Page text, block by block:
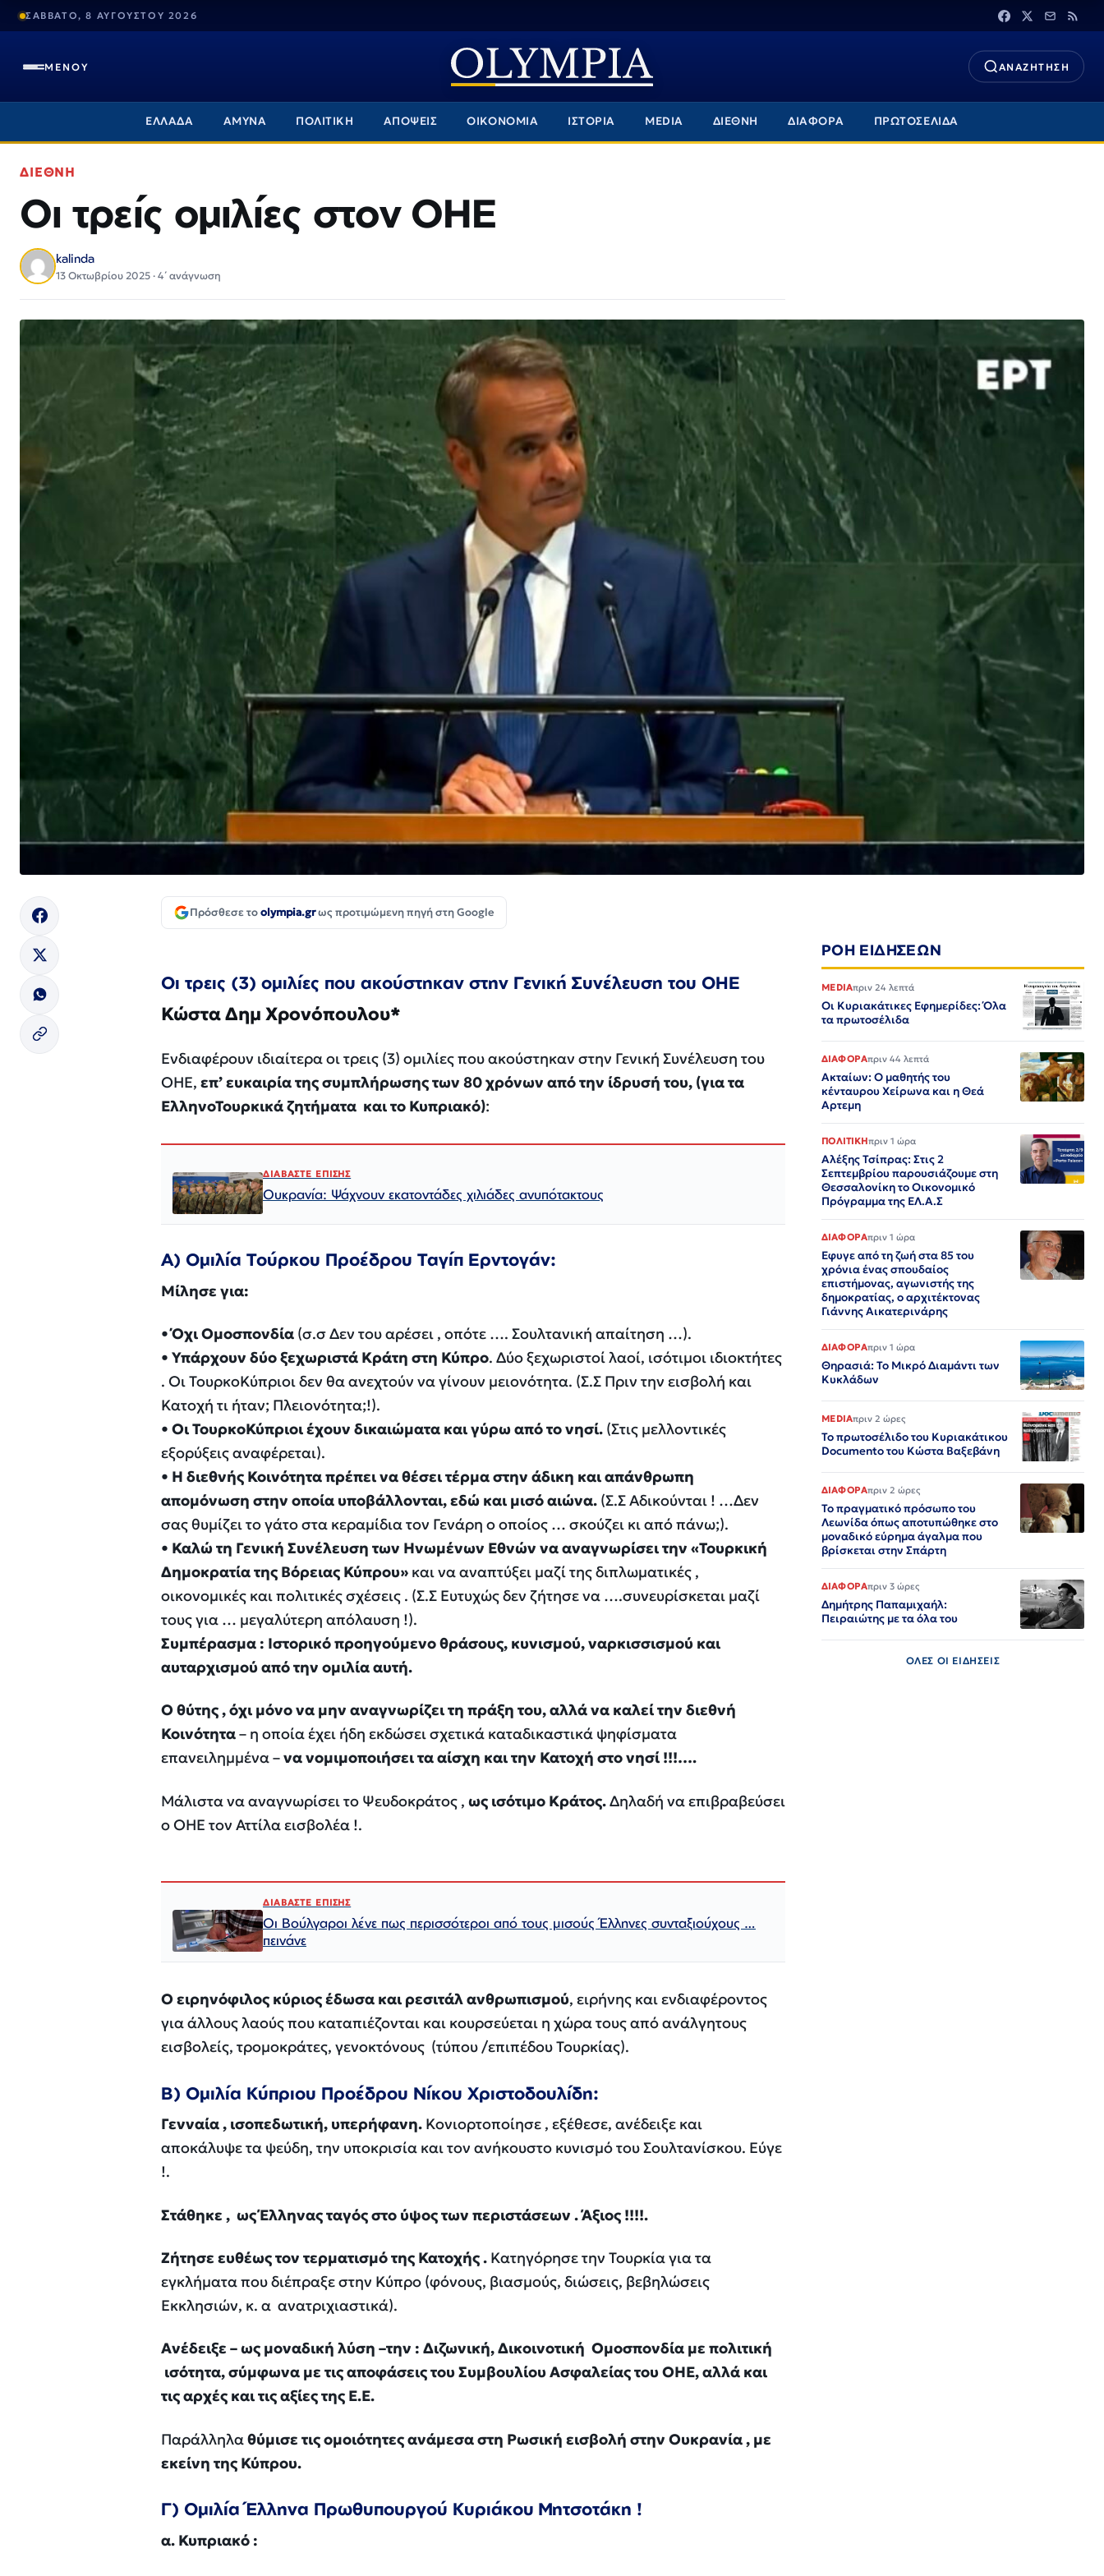
ΣΑΒΒΑΤΟ, 8 ΑΥΓΟΥΣΤΟΥ 2026
ΜΕΝΟΥ ΑΝΑΖΗΤΗΣΗ
ΕΛΛΑΔΑ ΑΜΥΝΑ ΠΟΛΙΤΙΚΗ ΑΠΟΨΕΙΣ ΟΙΚΟΝΟΜΙΑ ΙΣΤΟΡΙΑ MEDIA ΔΙΕΘΝΗ ΔΙΑΦΟΡΑ ΠΡΩΤΟΣΕΛΙΔΑ
ΔΙΕΘΝΗ
Οι τρείς ομιλίες στον ΟΗΕ
kalinda
13 Οκτωβρίου 2025 · 4΄ ανάγνωση
Πρόσθεσε τοolympia.grως προτιμώμενη πηγή στη Google
Οι τρεις (3) ομιλίες που ακούστηκαν στην Γενική Συνέλευση του ΟΗΕ
ΚώσταΔημ Χρονόπουλου*
Ενδιαφέρουν ιδιαίτερα οι τρεις (3) ομιλίες που ακούστηκαν στην Γενική Συνέλευση του
ΟΗΕ, επ’ ευκαιρία της συμπλήρωσης των 80 χρόνων από την ίδρυσή του, (για τα
ΕλληνοΤουρκικάζητήματα και το Κυπριακό):
ΔΙΑΒΑΣΤΕ ΕΠΙΣΗΣ
Ουκρανία: Ψάχνουν εκατοντάδες χιλιάδες ανυπότακτους
Α) Ομιλία Τούρκου Προέδρου Ταγίπ Ερντογάν:
Μίλησε για:
•Όχι Ομοσπονδία (σ.σΔεν του αρέσει , οπότε …. Σουλτανική απαίτηση …).
• Υπάρχουν δύο ξεχωριστά Κράτη στη Κύπρο. Δύο ξεχωριστοί λαοί, ισότιμοι ιδιοκτήτες
. ΟιΤουρκοΚύπριοιδεν θα ανεχτούν να γίνουν μειονότητα. (Σ.Σ Πριν την εισβολή και
Κατοχή τι ήταν; Πλειονότητα;!).
• ΟιΤουρκοΚύπριοιέχουν δικαιώματα και γύρω από το νησί. (Στις μελλοντικές
εξορύξεις αναφέρεται).
• Η διεθνής Κοινότητα πρέπει να θέσει τέρμα στην άδικη και απάνθρωπη
απομόνωση στην οποία υποβάλλονται, εδώ και μισό αιώνα. (Σ.Σ Αδικούνται ! …Δεν
σας θυμίζει το γάτο στα κεραμίδια τον Γενάρη ο οποίος … σκούζει κι από πάνω;).
• Καλώ τη Γενική Συνέλευση των Ηνωμένων Εθνών να αναγνωρίσει την «Τουρκική
Δημοκρατία της Βόρειας Κύπρου» και να αναπτύξει μαζί της διπλωματικές ,
οικονομικές και πολιτικές σχέσεις . (Σ.Σ Ευτυχώς δεν ζήτησε να ….συνευρίσκεται μαζί
τους για … μεγαλύτερη απόλαυση !).
Συμπέρασμα : Ιστορικό προηγούμενο θράσους, κυνισμού, ναρκισσισμού και
αυταρχισμού από την ομιλία αυτή.
Ο θύτης , όχι μόνο να μην αναγνωρίζει τη πράξη του, αλλά να καλεί την διεθνή
Κοινότητα– η οποία έχει ήδη εκδώσει σχετικά καταδικαστικά ψηφίσματα
επανειλημμένα –να νομιμοποιήσει τα αίσχη και την Κατοχή στο νησί !!!….
Μάλιστα να αναγνωρίσει το Ψευδοκράτος , ως ισότιμο Κράτος.Δηλαδή να επιβραβεύσει
ο ΟΗΕ τον Αττίλα εισβολέα !.
ΔΙΑΒΑΣΤΕ ΕΠΙΣΗΣ
Οι Βούλγαροι λένε πως περισσότεροι από τους μισούς Έλληνες συνταξιούχους …
πεινάνε
Οειρηνόφιλος κύριος έδωσα και ρεσιτάλ ανθρωπισμού, ειρήνης και ενδιαφέροντος
για άλλους λαούς που καταπιέζονται και κουρσεύεται η χώρα τους από ανάλγητους
εισβολείς, τρομοκράτες, γενοκτόνους (τύπου /επιπέδου Τουρκίας).
Β) Ομιλία Κύπριου Προέδρου Νίκου Χριστοδουλίδη:
Γενναία , ισοπεδωτική, υπερήφανη. Κονιορτοποίησε , εξέθεσε, ανέδειξε και
αποκάλυψε τα ψεύδη, την υποκρισία και τον ανήκουστο κυνισμό τουΣουλτανίσκου. Εύγε
!.
Στάθηκε , ως Έλληνας ταγός στο ύψος των περιστάσεων . Άξιος !!!!.
Ζήτησε ευθέως τον τερματισμό της Κατοχής . Κατηγόρησε την Τουρκία για τα
εγκλήματα που διέπραξε στην Κύπρο (φόνους, βιασμούς, διώσεις, βεβηλώσεις
Εκκλησιών, κ. α ανατριχιαστικά).
Ανέδειξε – ως μοναδική λύση –την : Διζωνική, Δικοινοτική Ομοσπονδία με πολιτική
ισότητα, σύμφωνα με τις αποφάσεις του Συμβουλίου Ασφαλείας του ΟΗΕ, αλλά και
τις αρχές και τις αξίες της Ε.Ε.
Παράλληλαθύμισε τις ομοιότητες ανάμεσα στη Ρωσική εισβολή στην Ουκρανία , με
εκείνη της Κύπρου.
Γ) Ομιλία Έλληνα Πρωθυπουργού Κυριάκου Μητσοτάκη !
α. Κυπριακό :
ΡΟΗ ΕΙΔΗΣΕΩΝ
MEDIAπριν 24 λεπτά
Οι Κυριακάτικες Εφημερίδες: Όλα
τα πρωτοσέλιδα
ΔΙΑΦΟΡΑπριν 44 λεπτά
Ακταίων: Ο μαθητής του
κένταυρου Χείρωνα και η Θεά
Αρτεμη
ΠΟΛΙΤΙΚΗπριν 1 ώρα
Αλέξης Τσίπρας: Στις 2
Σεπτεμβρίου παρουσιάζουμε στη
Θεσσαλονίκη το Οικονομικό
Πρόγραμμα της ΕΛ.Α.Σ
ΔΙΑΦΟΡΑπριν 1 ώρα
Εφυγε από τη ζωή στα 85 του
χρόνια ένας σπουδαίος
επιστήμονας, αγωνιστής της
δημοκρατίας, ο αρχιτέκτονας
Γιάννης Αικατερινάρης
ΔΙΑΦΟΡΑπριν 1 ώρα
Θηρασιά: Το Μικρό Διαμάντι των
Κυκλάδων
MEDIAπριν 2 ώρες
Το πρωτοσέλιδο του Κυριακάτικου
Documento του Κώστα Βαξεβάνη
ΔΙΑΦΟΡΑπριν 2 ώρες
Το πραγματικό πρόσωπο του
Λεωνίδα όπως αποτυπώθηκε στο
μοναδικό εύρημα άγαλμα που
βρίσκεται στην Σπάρτη
ΔΙΑΦΟΡΑπριν 3 ώρες
Δημήτρης Παπαμιχαήλ:
Πειραιώτης με τα όλα του
ΟΛΕΣ ΟΙ ΕΙΔΗΣΕΙΣ